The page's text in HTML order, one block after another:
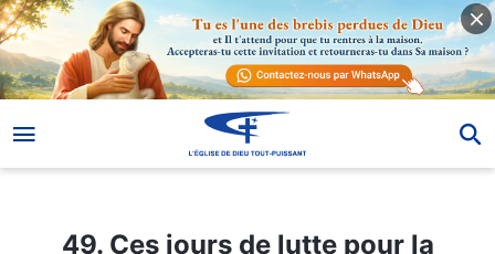
49. Ces jours de lutte pour la renommée et le gain
49. Ces jours de lutte pour la